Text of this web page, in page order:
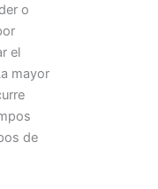
o
el
mayor
de